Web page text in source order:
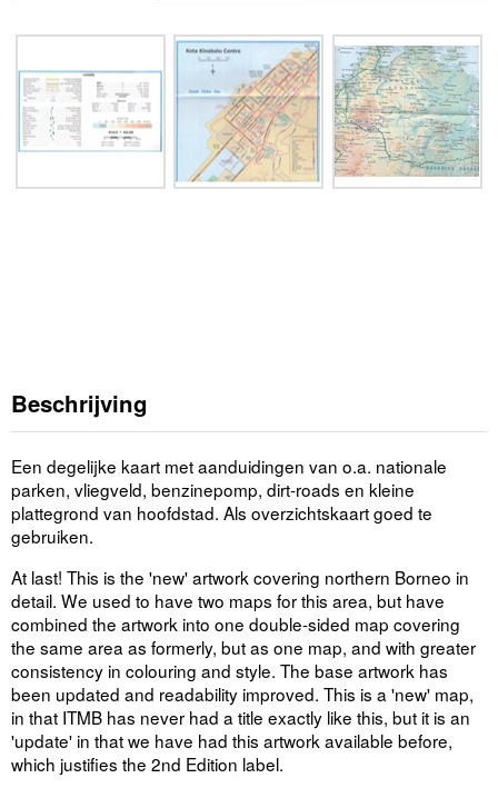
Beschrijving
Een degelijke kaart met aanduidingen van o.a. nationale
parken, vliegveld, benzinepomp, dirt-roads en kleine
plattegrond van hoofdstad. Als overzichtskaart goed te
gebruiken.
At last! This is the 'new' artwork covering northern Borneo in
detail. We used to have two maps for this area, but have
combined the artwork into one double-sided map covering
the same area as formerly, but as one map, and with greater
consistency in colouring and style. The base artwork has
been updated and readability improved. This is a 'new' map,
in that ITMB has never had a title exactly like this, but it is an
'update' in that we have had this artwork available before,
which justifies the 2nd Edition label.